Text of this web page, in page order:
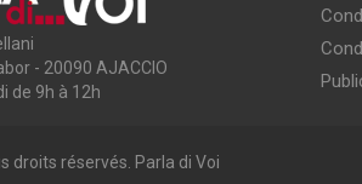
- 20090 AJACCIO
de 9h à 12h
droits réservés. Parla di Voi